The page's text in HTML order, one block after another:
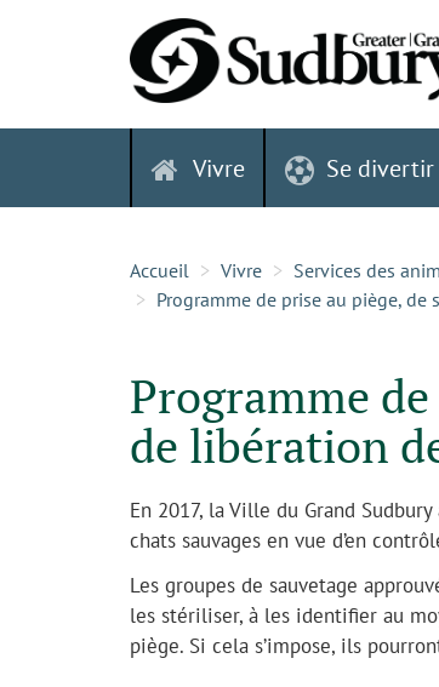
Vivre Se divertir
Accueil Vivre Services des
Programme de prise au piège,
Programme
de libération
En 2017, la Ville du Grand
chats sauvages en vue d’en
Les groupes de sauvetage
les stériliser, à les identifier au
piège. Si cela s’impose, ils